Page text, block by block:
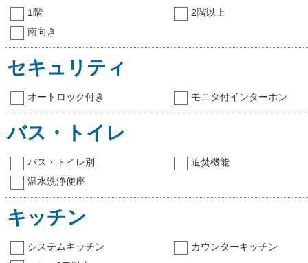
1階
2階以上
南向き
セキュリティ
オートロック付き モニタ付インターホン
バス・トイレ
バス・トイレ別
追焚機能
温水洗浄便座
キッチン
システムキッチン
カウンターキッチン